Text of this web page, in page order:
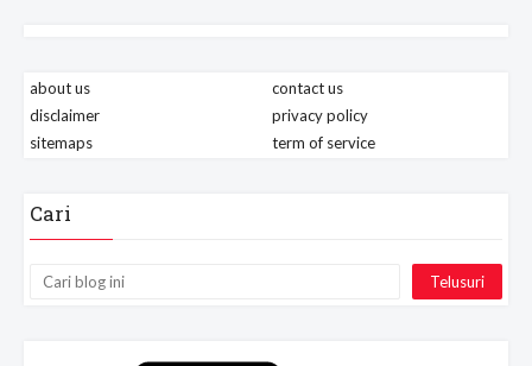
about us
contact us
disclaimer
privacy policy
sitemaps
term of service
Cari